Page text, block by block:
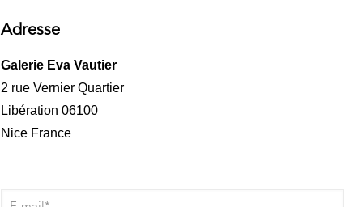
Adresse
Galerie Eva Vautier
2 rue Vernier Quartier
Libération 06100
Nice France